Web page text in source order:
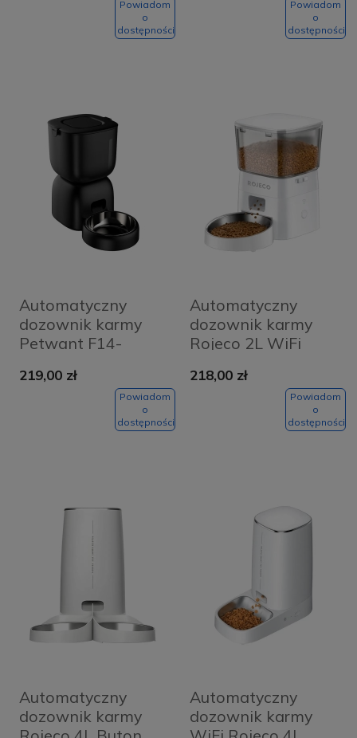
Powiadom
o
dostępności
Powiadom
o
dostępności
Automatyczny
dozownik karmy
Petwant F14-
219,00 zł
Powiadom
o
dostępności
Automatyczny
dozownik karmy
Rojeco 2L WiFi
218,00 zł
Powiadom
o
dostępności
Automatyczny
dozownik karmy
Automatyczny
dozownik karmy